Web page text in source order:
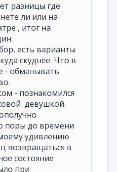
разницы где
ли или на
, итог на
есть варианты
скуднее. Что в
- обманывать
- познакомился
девушкой.
поры до времени
удивлению
возвращаться в
состояние
при